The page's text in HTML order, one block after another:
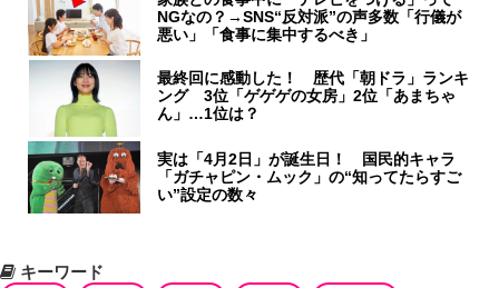
NGなの？→SNS“反対派”の声多数「行儀が
悪い」「食事に集中するべき」
最終回に感動した！ 歴代「朝ドラ」ランキ
ング 3位「ゲゲゲの女房」2位「あまちゃ
ん」…1位は？
実は「4月2日」が誕生日！ 国民的キャラ
「ガチャピン・ムック」の“知ってたらすご
い”設定の数々
キーワード